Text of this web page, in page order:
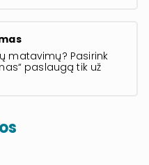
matavimų? Pasirink
paslaugą tik už